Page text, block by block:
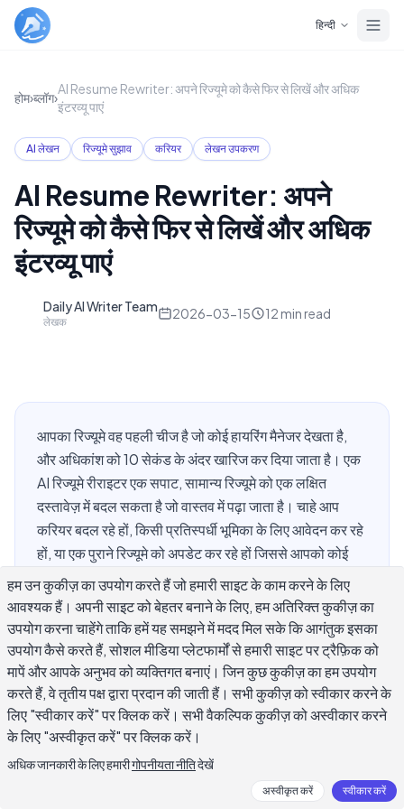
हिन्दी
होम›ब्लॉग›
AI Resume Rewriter: अपने रिज्यूमे को कैसे फिर से लिखें और अधिक
इंटरव्यू पाएं
AI लेखन रिज्यूमे सुझाव करियर लेखन उपकरण
AI Resume Rewriter: अपने
रिज्यूमे को कैसे फिर से लिखें और अधिक
इंटरव्यू पाएं
Daily AI Writer Team
लेखक
2026-03-15 12 min read
आपका रिज्यूमे वह पहली चीज है जो कोई हायरिंग मैनेजर देखता है,
और अधिकांश को 10 सेकंड के अंदर खारिज कर दिया जाता है। एक
AI रिज्यूमे रीराइटर एक सपाट, सामान्य रिज्यूमे को एक लक्षित
दस्तावेज़ में बदल सकता है जो वास्तव में पढ़ा जाता है। चाहे आप
करियर बदल रहे हों, किसी प्रतिस्पर्धी भूमिका के लिए आवेदन कर रहे
हों, या एक पुराने रिज्यूमे को अपडेट कर रहे हों जिससे आपको कोई
साक्षात्कार नहीं मिला, AI रिज्यूमे रीराइटर आपको कमजोर भाषा को
ठीक करने, अपने प्रभाव कथनों को तेज करने, और विशिष्ट नौकरी
विवरणों के लिए अपने रिज्यूमे को अनुकूलित करने में मदद कर सकते
हैं। यह गाइड आपको बिल्कुल दिखाती है कि अपने साक्षात्कार की
संभावनाओं को बेहतर बनाने के लिए AI रिज्यूमे रीराइटर का उपयोग
कैसे करें।
AI Resume Rewriter क्या है?
हम उन कुकीज़ का उपयोग करते हैं जो हमारी साइट के काम करने के लिए
आवश्यक हैं। अपनी साइट को बेहतर बनाने के लिए, हम अतिरिक्त कुकीज़ का
उपयोग करना चाहेंगे ताकि हमें यह समझने में मदद मिल सके कि आगंतुक इसका
उपयोग कैसे करते हैं, सोशल मीडिया प्लेटफार्मों से हमारी साइट पर ट्रैफ़िक को
मापें और आपके अनुभव को व्यक्तिगत बनाएं। जिन कुछ कुकीज़ का हम उपयोग
करते हैं, वे तृतीय पक्ष द्वारा प्रदान की जाती हैं। सभी कुकीज़ को स्वीकार करने के
लिए "स्वीकार करें" पर क्लिक करें। सभी वैकल्पिक कुकीज़ को अस्वीकार करने
के लिए "अस्वीकृत करें" पर क्लिक करें।
अधिक जानकारी के लिए हमारीगोपनीयता नीतिदेखें
अस्वीकृत करें स्वीकार करें